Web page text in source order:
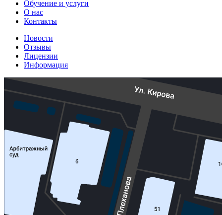
Обучение и услуги
О нас
Контакты
Новости
Отзывы
Лицензии
Информация